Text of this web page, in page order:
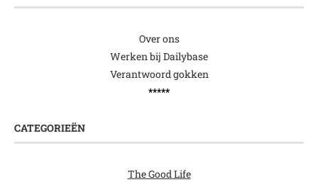
Over ons
Werken bij Dailybase
Verantwoord gokken
*****
CATEGORIEËN
The Good Life